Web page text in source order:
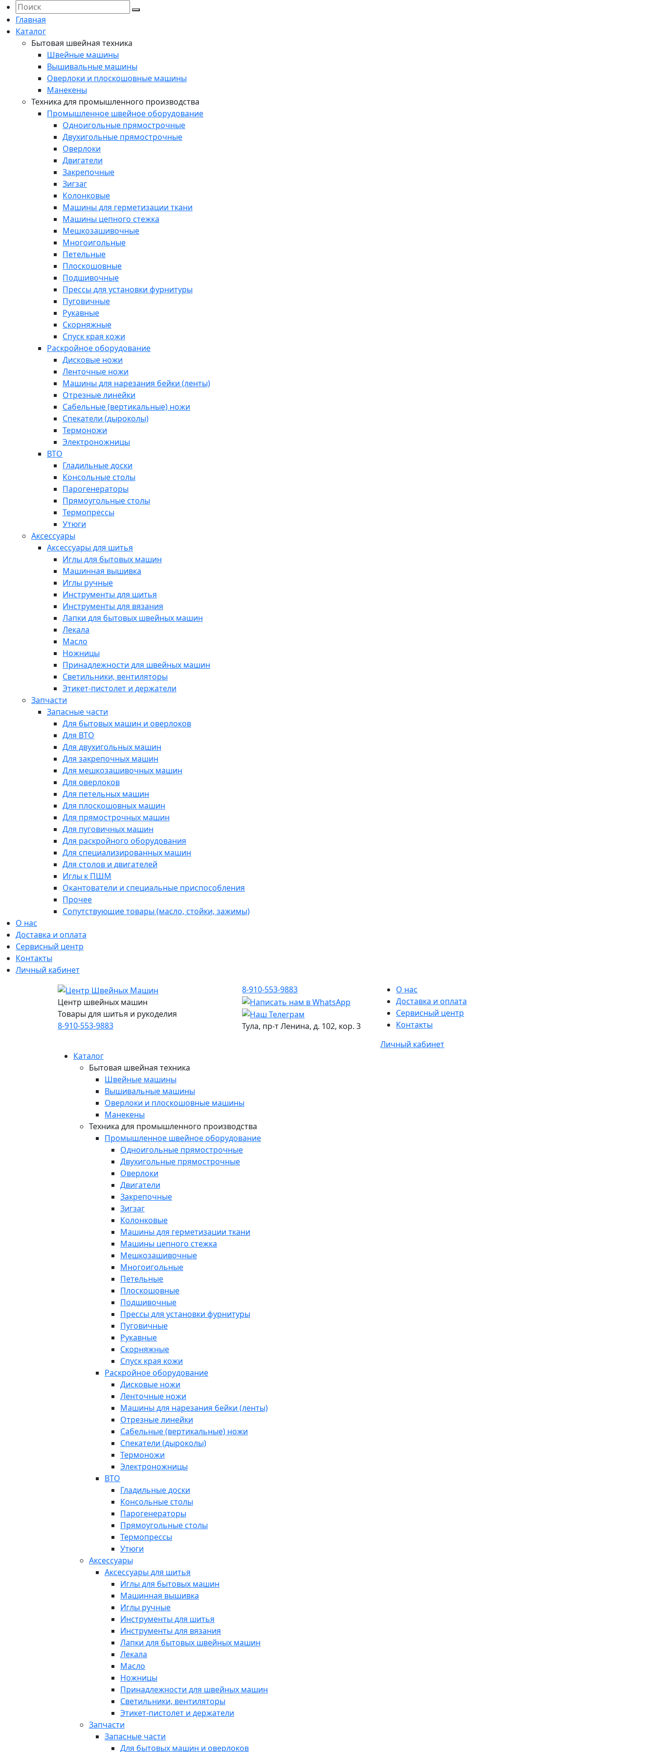
Главная
Каталог
Бытовая швейная техника
Швейные машины
Вышивальные машины
Оверлоки и плоскошовные машины
Манекены
Техника для промышленного производства
Промышленное швейное оборудование
Одноигольные прямострочные
Двухигольные прямострочные
Оверлоки
Двигатели
Закрепочные
Зигзаг
Колонковые
Машины для герметизации ткани
Машины цепного стежка
Мешкозашивочные
Многоигольные
Петельные
Плоскошовные
Подшивочные
Прессы для установки фурнитуры
Пуговичные
Рукавные
Скорняжные
Спуск края кожи
Раскройное оборудование
Дисковые ножи
Ленточные ножи
Машины для нарезания бейки (ленты)
Отрезные линейки
Сабельные (вертикальные) ножи
Спекатели (дыроколы)
Термоножи
Электроножницы
ВТО
Гладильные доски
Консольные столы
Парогенераторы
Прямоугольные столы
Термопрессы
Утюги
Аксессуары
Аксессуары для шитья
Иглы для бытовых машин
Машинная вышивка
Иглы ручные
Инструменты для шитья
Инструменты для вязания
Лапки для бытовых швейных машин
Лекала
Масло
Ножницы
Принадлежности для швейных машин
Светильники, вентиляторы
Этикет-пистолет и держатели
Запчасти
Запасные части
Для бытовых машин и оверлоков
Для ВТО
Для двухигольных машин
Для закрепочных машин
Для мешкозашивочных машин
Для оверлоков
Для петельных машин
Для плоскошовных машин
Для прямострочных машин
Для пуговичных машин
Для раскройного оборудования
Для специализированных машин
Для столов и двигателей
Иглы к ПШМ
Окантователи и специальные приспособления
Прочее
Сопутствующие товары (масло, стойки, зажимы)
О нас
Доставка и оплата
Сервисный центр
Контакты
Личный кабинет
Центр швейных машин
Товары для шитья и рукоделия
8-910-553-9883
8-910-553-9883
Тула, пр-т Ленина, д. 102, кор. 3
О нас
Доставка и оплата
Сервисный центр
Контакты
Личный кабинет
Каталог
Бытовая швейная техника
Швейные машины
Вышивальные машины
Оверлоки и плоскошовные машины
Манекены
Техника для промышленного производства
Промышленное швейное оборудование
Одноигольные прямострочные
Двухигольные прямострочные
Оверлоки
Двигатели
Закрепочные
Зигзаг
Колонковые
Машины для герметизации ткани
Машины цепного стежка
Мешкозашивочные
Многоигольные
Петельные
Плоскошовные
Подшивочные
Прессы для установки фурнитуры
Пуговичные
Рукавные
Скорняжные
Спуск края кожи
Раскройное оборудование
Дисковые ножи
Ленточные ножи
Машины для нарезания бейки (ленты)
Отрезные линейки
Сабельные (вертикальные) ножи
Спекатели (дыроколы)
Термоножи
Электроножницы
ВТО
Гладильные доски
Консольные столы
Парогенераторы
Прямоугольные столы
Термопрессы
Утюги
Аксессуары
Аксессуары для шитья
Иглы для бытовых машин
Машинная вышивка
Иглы ручные
Инструменты для шитья
Инструменты для вязания
Лапки для бытовых швейных машин
Лекала
Масло
Ножницы
Принадлежности для швейных машин
Светильники, вентиляторы
Этикет-пистолет и держатели
Запчасти
Запасные части
Для бытовых машин и оверлоков